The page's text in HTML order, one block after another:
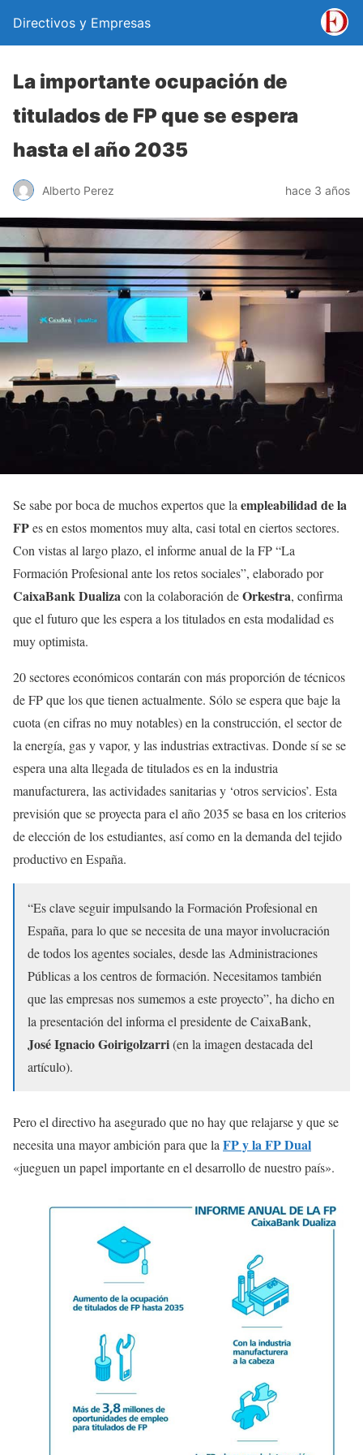
Directivos y Empresas
La importante ocupación de
titulados de FP que se espera
hasta el año 2035
Alberto Perez hace 3 años
Se sabe por boca de muchos expertos que la empleabilidad de la
FPes en estos momentos muy alta, casi total en ciertos sectores.
Con vistas al largo plazo, el informe anual de la FP “La
Formación Profesional ante los retos sociales”, elaborado por
CaixaBank Dualizacon la colaboración deOrkestra, confirma
que el futuro que les espera a los titulados en esta modalidad es
muy optimista.
20 sectores económicos contarán con más proporción de técnicos
de FP que los que tienen actualmente. Sólo se espera que baje la
cuota (en cifras no muy notables) en la construcción, el sector de
la energía, gas y vapor, y las industrias extractivas. Donde sí se se
espera una alta llegada de titulados es en la industria
manufacturera, las actividades sanitarias y ‘otros servicios’. Esta
previsión que se proyecta para el año 2035 se basa en los criterios
de elección de los estudiantes, así como en la demanda del tejido
productivo en España.
“Es clave seguir impulsando la Formación Profesional en
España, para lo que se necesita de una mayor involucración
de todos los agentes sociales, desde las Administraciones
Públicas a los centros de formación. Necesitamos también
que las empresas nos sumemos a este proyecto”, ha dicho en
la presentación del informa el presidente de CaixaBank,
José Ignacio Goirigolzarri(en la imagen destacada del
artículo).
Pero el directivo ha asegurado que no hay que relajarse y que se
necesita una mayor ambición para que la FP y la FP Dual
«jueguen un papel importante en el desarrollo de nuestro país».